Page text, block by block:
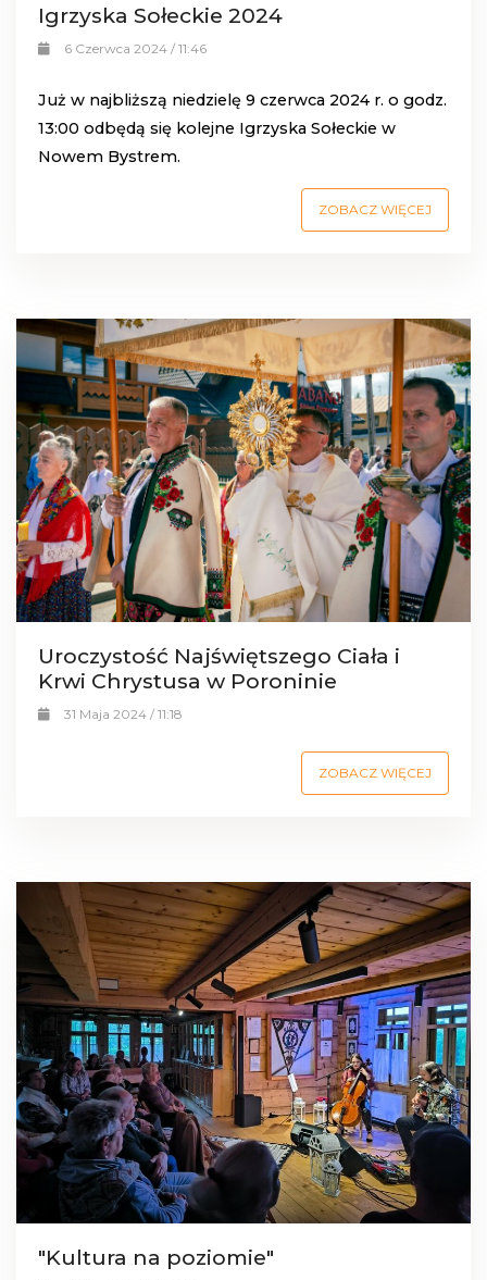
Igrzyska Sołeckie 2024
6 Czerwca 2024 / 11:46
Już w najbliższą niedzielę 9 czerwca 2024 r. o godz.
13:00 odbędą się kolejne Igrzyska Sołeckie w
Nowem Bystrem.
ZOBACZ WIĘCEJ
Uroczystość Najświętszego Ciała i
Krwi Chrystusa w Poroninie
31 Maja 2024 / 11:18
ZOBACZ WIĘCEJ
"Kultura na poziomie"